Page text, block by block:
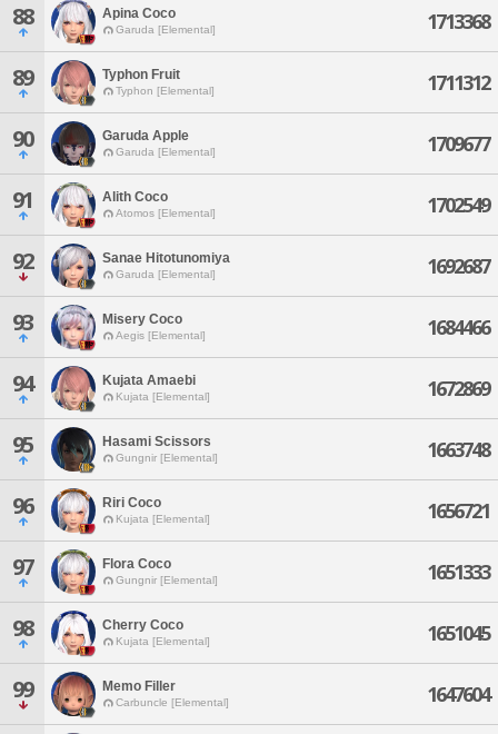
88 Apina Coco
Garuda [Elemental] 1713368
89 Typhon Fruit
Typhon [Elemental] 1711312
90 Garuda Apple
Garuda [Elemental] 1709677
91 Alith Coco
Atomos [Elemental] 1702549
92 Sanae Hitotunomiya
Garuda [Elemental] 1692687
93 Misery Coco
Aegis [Elemental] 1684466
94 Kujata Amaebi
Kujata [Elemental] 1672869
95 Hasami Scissors
Gungnir [Elemental] 1663748
96 Riri Coco
Kujata [Elemental] 1656721
97 Flora Coco
Gungnir [Elemental] 1651333
98 Cherry Coco
Kujata [Elemental] 1651045
99 Memo Filler
Carbuncle [Elemental] 1647604